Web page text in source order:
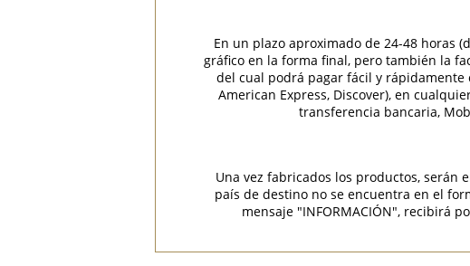
En un plazo aproximado de 24-48 horas
gráfico en la forma final, pero también la
del cual podrá pagar fácil y rápidamente
American Express, Discover), en
transferencia bancaria,
Una vez fabricados los productos, serán
país de destino no se encuentra en el
mensaje "INFORMACIÓN", recibirá